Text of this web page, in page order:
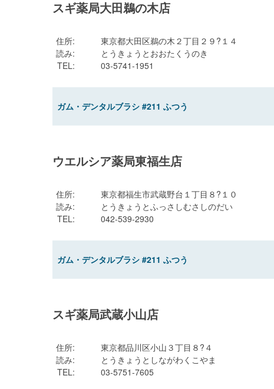
スギ薬局大田鵜の木店
住所:
東京都大田区鵜の木２丁目２９?１４
読み:
とうきょうとおおたくうのき
TEL: 03-5741-1951
ガム・デンタルブラシ #211 ふつう
ウエルシア薬局東福生店
住所:
東京都福生市武蔵野台１丁目８?１０
読み:
とうきょうとふっさしむさしのだい
TEL: 042-539-2930
ガム・デンタルブラシ #211 ふつう
スギ薬局武蔵小山店
住所:
東京都品川区小山３丁目８?４
読み:
とうきょうとしながわくこやま
TEL: 03-5751-7605